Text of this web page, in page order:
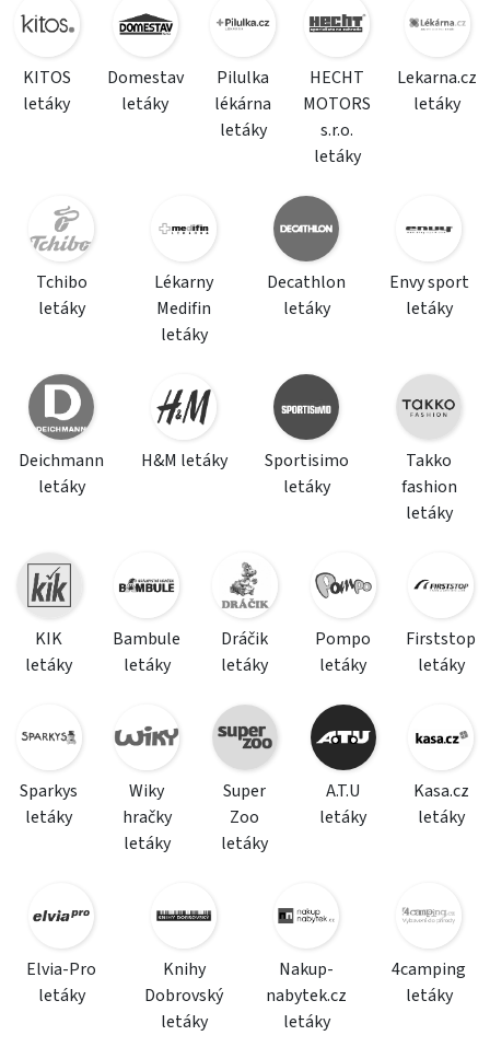
KITOS
letáky
Domestav
letáky
Pilulka
lékárna
letáky
HECHT
MOTORS
s.r.o.
letáky
Lekarna.cz
letáky
Tchibo
letáky
Lékarny
Medifin
letáky
Decathlon
letáky
Envy sport
letáky
Deichmann
letáky
H&M letáky
Sportisimo
letáky
Takko
fashion
letáky
KIK
letáky
Bambule
letáky
Dráčik
letáky
Pompo
letáky
Firststop
letáky
Sparkys
letáky
Wiky
hračky
letáky
Super
Zoo
letáky
A.T.U
letáky
Kasa.cz
letáky
Elvia-Pro
letáky
Knihy
Dobrovský
letáky
Nakup-
nabytek.cz
letáky
4camping
letáky